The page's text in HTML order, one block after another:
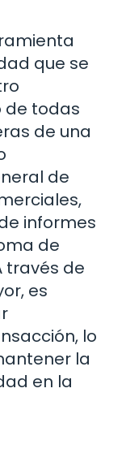
que se
de todas
de una
de
informes
de
través de
es
lo
la
en la